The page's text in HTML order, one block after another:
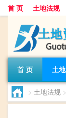
首 页 土地法规
首 页 土
> 土地法规 >